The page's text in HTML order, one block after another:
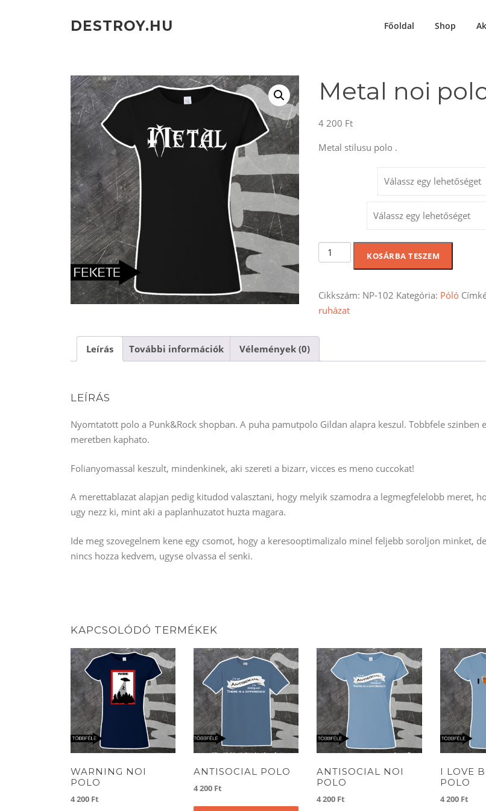
DESTROY.HU Főoldal Shop
Metal noi
4 200 Ft
Metal stilusu polo .
Metal
noi
mennyiség
KOSÁRBA TESZEM
Cikkszám: NP-102 Kategória: Póló
ruházat
Leírás További információk Vélemények (0)
LEÍRÁS
Nyomtatott polo a Punk&Rock shopban. A puha pamutpolo Gildan alapra keszul. Tobbfele szinben
meretben kaphato.
Folianyomassal keszult, mindenkinek, aki szereti a bizarr, vicces es meno cuccokat!
A merettablazat alapjan pedig kitudod valasztani, hogy melyik szamodra a legmegfelelobb meret,
ugy nezz ki, mint aki a paplanhuzatot huzta magara.
Ide meg szovegelnem kene egy csomot, hogy a keresooptimalizalo minel feljebb soroljon minket,
nincs hozza kedvem, ugyse olvassa el senki.
KAPCSOLÓDÓ TERMÉKEK
WARNING NOI
POLO
4 200 Ft
ANTISOCIAL POLO
4 200 Ft
Ennek
ANTISOCIAL NOI
POLO
4 200 Ft
I LOVE
POLO
4 200 Ft